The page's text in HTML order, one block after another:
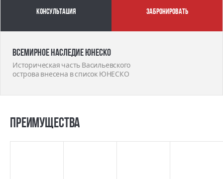
Консультация забронировать
Всемирное наследие ЮНЕСКО
Историческая часть Васильевского
острова внесена в список ЮНЕСКО
Преимущества